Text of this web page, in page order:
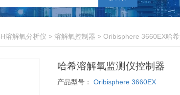
溶解氧分析仪 > 溶解氧控制器 > Oribisphere 3660EX哈希溶解
哈希溶解氧监测仪控制器
产品型号： Oribisphere 3660EX